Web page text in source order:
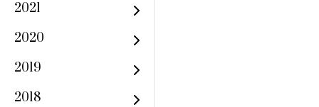
2021
2020
2019
2018